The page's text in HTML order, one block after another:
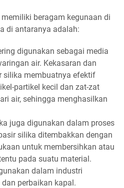
beragam kegunaan di
di antaranya adalah:
digunakan sebagai media
air. Kekasaran dan
silika membuatnya efektif
partikel kecil dan zat-zat
air, sehingga menghasilkan
juga digunakan dalam proses
silika ditembakkan dengan
untuk membersihkan atau
pada suatu material.
dalam industri
perbaikan kapal.